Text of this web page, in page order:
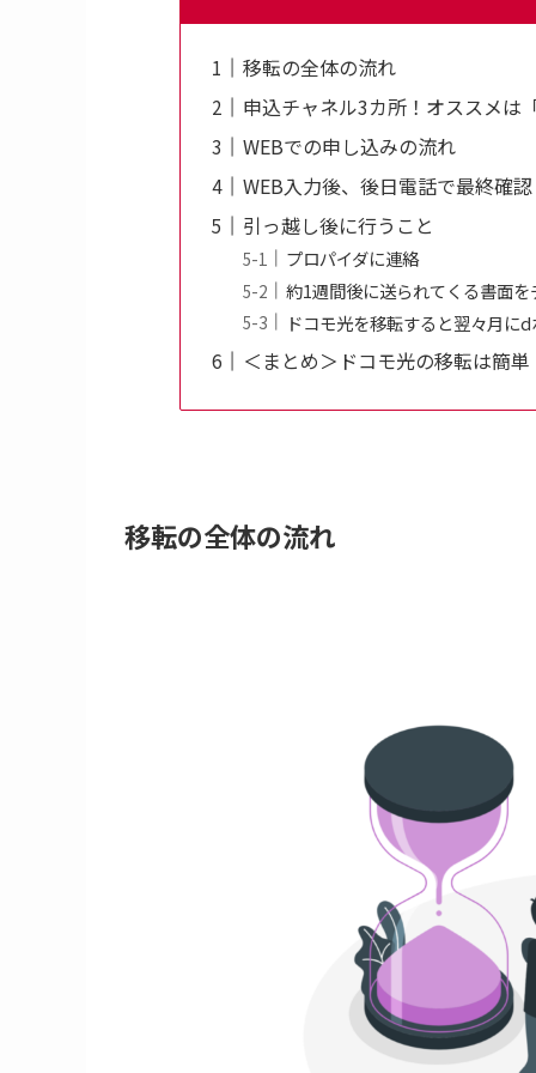
移転の全体の流れ
申込チャネル3カ所！オススメは
WEBでの申し込みの流れ
WEB入力後、後日電話で最終確認
引っ越し後に行うこと
プロパイダに連絡
約1週間後に送られてくる書面を
ドコモ光を移転すると翌々月に
＜まとめ＞ドコモ光の移転は簡
移転の全体の流れ